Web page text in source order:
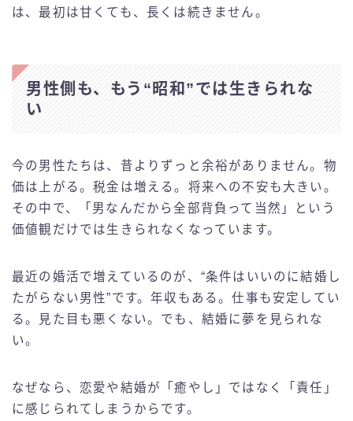
は、最初は甘くても、長くは続きません。
男性側も、もう“昭和”では生きられな
い
今の男性たちは、昔よりずっと余裕がありません。物
価は上がる。税金は増える。将来への不安も大きい。
その中で、「男なんだから全部背負って当然」という
価値観だけでは生きられなくなっています。
最近の婚活で増えているのが、“条件はいいのに結婚し
たがらない男性”です。年収もある。仕事も安定してい
る。見た目も悪くない。でも、結婚に夢を見られな
い。
なぜなら、恋愛や結婚が「癒やし」ではなく「責任」
に感じられてしまうからです。